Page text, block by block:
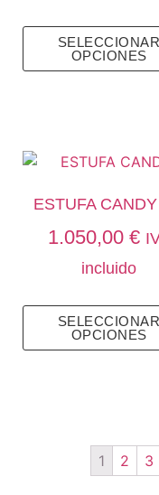
SELECCIONAR
OPCIONES
ESTUFA
1.050,00 €
incluido
SELECCIONAR
OPCIONES
1 2 3